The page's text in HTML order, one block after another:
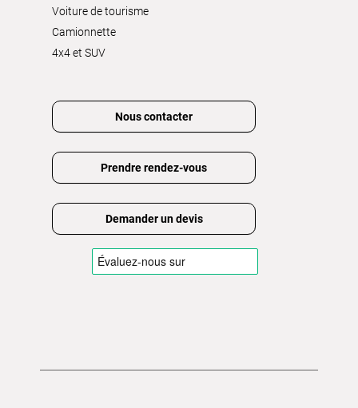
Voiture de tourisme
Camionnette
4x4 et SUV
Nous contacter
Prendre rendez-vous
Demander un devis